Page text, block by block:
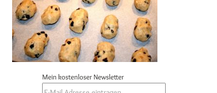
Mein kostenloser Newsletter